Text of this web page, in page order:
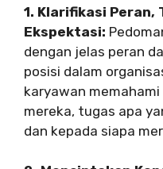
1. Klarifikasi Peran,
Ekspektasi:
dengan jelas peran
posisi dalam
karyawan
mereka, tugas apa
dan kepada siapa